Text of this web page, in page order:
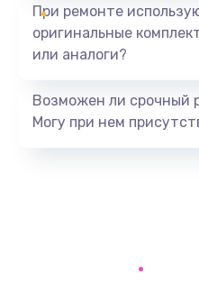
При ремонте
оригинальные
или аналоги?
Возможен ли срочный
Могу при нем